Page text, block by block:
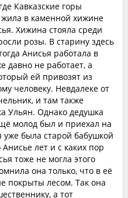
Кавказские горы
в каменной хижине
Хижина стояла среди
розы. В старину здесь
Анисья работала в
давно не работает, а
ей привозят из
человеку. Невдалеке от
и там также
Ульян. Однако дедушка
молод был и приехал на
уже была старой бабушкой
Анисье лет и с каких пор
тоже не могла этого
она только, что в её
покрыты лесом. Так она
а тот